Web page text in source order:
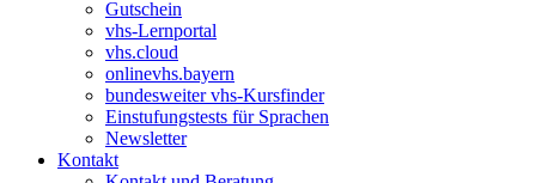
Gutschein
vhs-Lernportal
vhs.cloud
onlinevhs.bayern
bundesweiter vhs-Kursfinder
Einstufungstests für Sprachen
Newsletter
Kontakt